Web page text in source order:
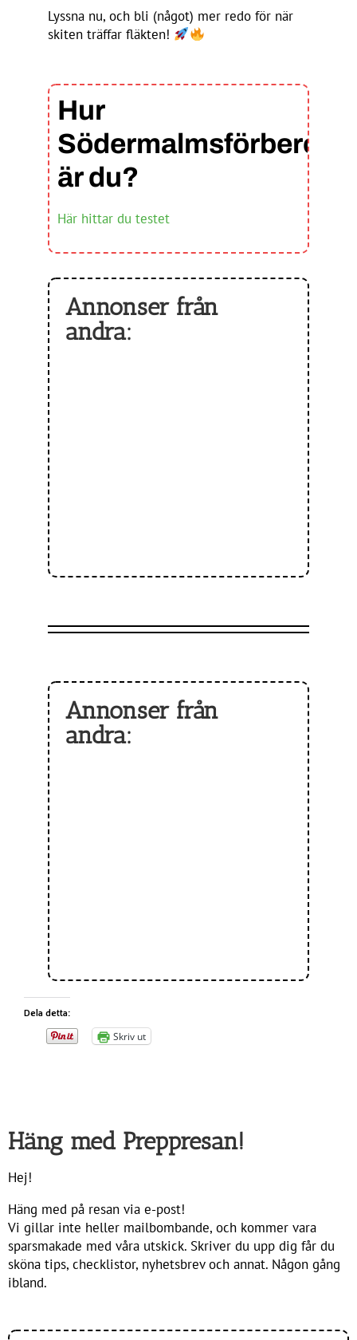
Lyssna nu, och bli (något) mer redo för när
skiten träffar fläkten!
Hur
Södermalmsförberedd
är du?
Här hittar du testet
Annonser från
andra:
Annonser från
andra:
Dela detta:
Skriv ut
Häng med Preppresan!
Hej!
Häng med på resan via e-post!
Vi gillar inte heller mailbombande, och kommer vara
sparsmakade med våra utskick. Skriver du upp dig får du
sköna tips, checklistor, nyhetsbrev och annat. Någon gång
ibland.